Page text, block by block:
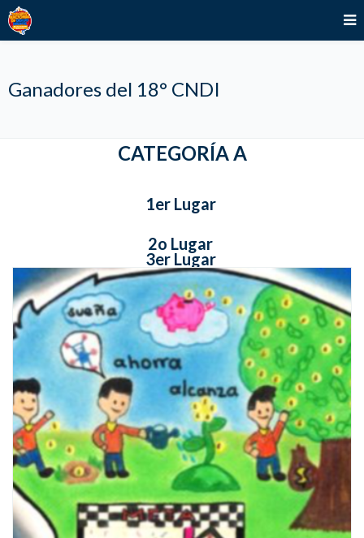
Ganadores del 18° CNDI
CATEGORÍA A
1er Lugar
2o Lugar
3er Lugar